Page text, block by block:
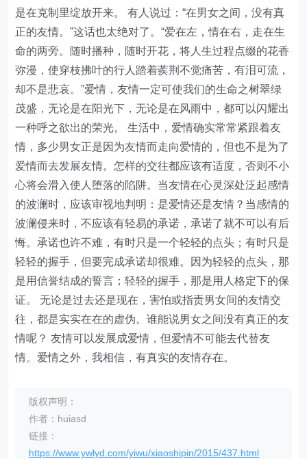
是在克制里绽放开来。 有人说过：“在男女之间，没有真
正的友情。”这话也太绝对了。“爱在左，情在右，走在生
命的两旁。随时播种，随时开花，将人生过程点缀的花香
弥漫，使穿枝拂叶的行人踏着蒺荆不觉痛苦，有泪可流，
却不是悲哀。”爱情，友情一定可使我们的生命之树翠绿
茂盛，无论是在阳光下，无论是在风雨中，都可以闪耀出
一种呼之欲出的荣光。 生活中，爱情确实常常紧跟着友
情，多少男女正是因为友情而走向爱情的，但也不是为了
爱情而去发展友情。怎样的交往都应该有适度，否则不小
心将会滑入使人堕落的陷阱。当友情在心灵深处泛起感情
的波澜时，应该审视地判明：是爱情还是友情？当感情的
波澜侵来时，不应该有轻易的承诺，承诺了就不可以有后
悔。承诺也许不难，有时只是一个轻轻的点头；有时只是
轻轻的握手，但要完成承诺却很难。因为轻轻的点头，那
是用信誉结成的誓言；轻轻的握手，那是用人格定下的保
证。 无论是过去还是现在，害怕或指责男女间的友情交
往，都是实实在在的虚伪。谁能说男女之间没有真正的友
情呢？ 友情可以发展成爱情，但爱情不可能去代替友
情。爱情之外，我相信，有真实的友情存在。
版权声明：
作者：huiasd
链接：
https://www.ywlyd.com/yiwu/xiaoshipin/2015/437.html